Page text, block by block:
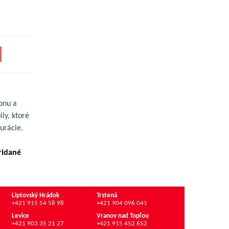
a
ktoré
Liptovský Hrádok
+421 915 54 58 98
Levice
+421 903 35 21 27
Trstená
+421 904 096 041
Vranov nad Topľou
+421 915 452 652